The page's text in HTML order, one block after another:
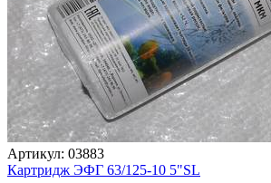
Артикул: 03883
Картридж ЭФГ 63/125-10 5"SL